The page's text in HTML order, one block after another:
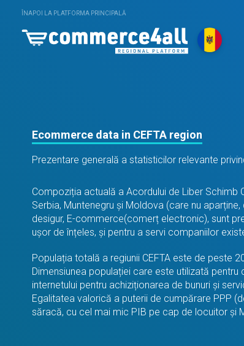
ÎNAPOI LA PLATFORMA PRINCIPALĂ
Ecommerce data in CEFTA region
Prezentare generală a statisticilor relevante
Compoziția actuală a Acordului de Liber Schimb
Serbia, Muntenegru și Moldova (care nu
desigur, E-commerce(comerț electronic), sunt
ușor de înțeles, și pentru a servi companiilor
Populația totală a regiunii CEFTA este de peste
Dimensiunea populației care este utilizată
internetului pentru achiziționarea de bunuri și
Egalitatea valorică a puterii de cumpărare PPP
săracă, cu cel mai mic PIB pe cap de locuitor și